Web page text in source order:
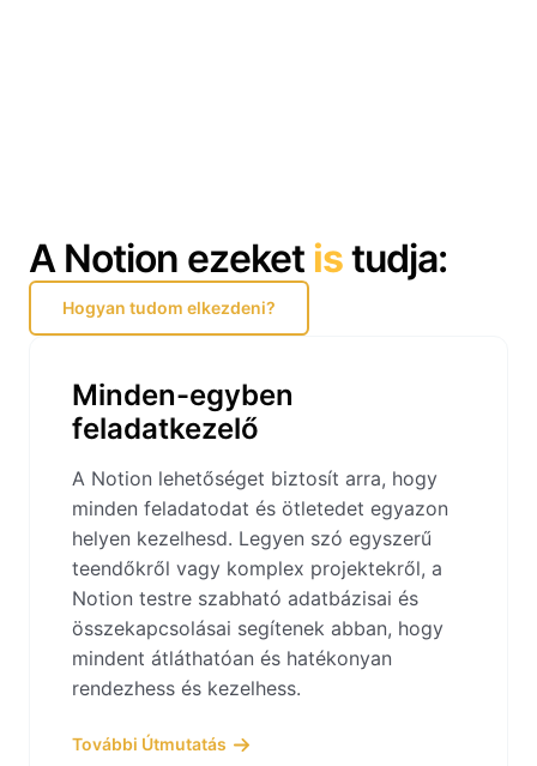
A Notion ezeket istudja:
Hogyan tudom elkezdeni?
Minden-egyben
feladatkezelő
A Notion lehetőséget biztosít arra, hogy
minden feladatodat és ötletedet egyazon
helyen kezelhesd. Legyen szó egyszerű
teendőkről vagy komplex projektekről, a
Notion testre szabható adatbázisai és
összekapcsolásai segítenek abban, hogy
mindent átláthatóan és hatékonyan
rendezhess és kezelhess.
További Útmutatás